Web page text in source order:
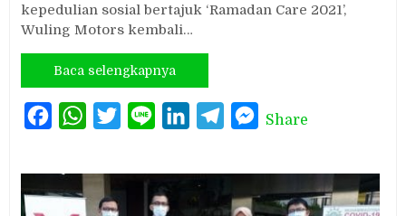
kepedulian sosial bertajuk ‘Ramadan Care 2021’,
Wuling Motors kembali…
Baca selengkapnya
FacebookWhatsAppTwitterLine LinkedInTelegramMessenger
Share